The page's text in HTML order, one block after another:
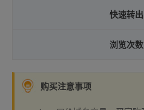
快速转出
浏览次数
购买注意事项